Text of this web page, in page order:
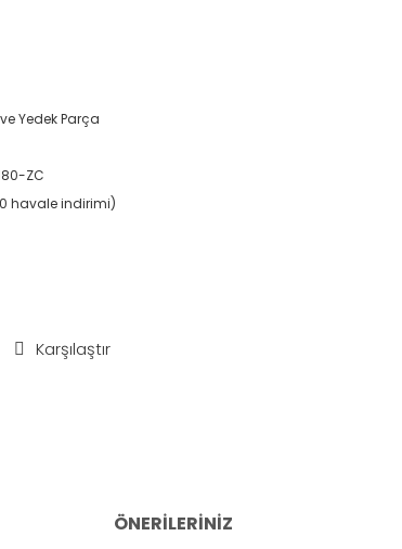
Yedek Parça
ZC
havale indirimi)
Karşılaştır
ÖNERILERINIZ